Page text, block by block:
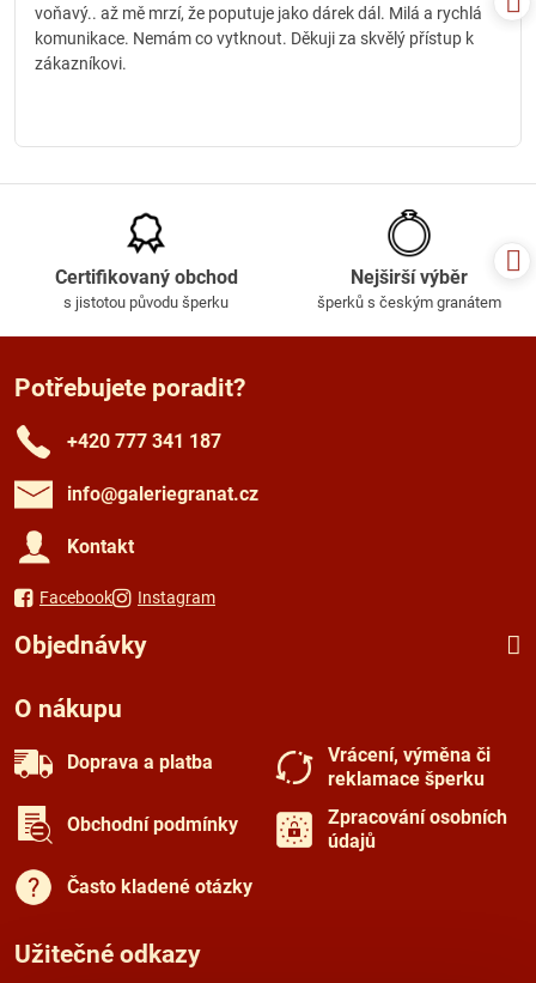
voňavý.. až mě mrzí, že poputuje jako dárek dál. Milá a rychlá
komunikace. Nemám co vytknout. Děkuji za skvělý přístup k
zákazníkovi.
Certifikovaný obchod
s jistotou původu šperku
Nejširší výběr
šperků s českým granátem
Potřebujete poradit?
+420 777 341 187
info​@galeriegranat​.cz
Kontakt
Facebook Instagram
Objednávky
O nákupu
Doprava a platba
Vrácení, výměna či
reklamace šperku
Obchodní podmínky
Zpracování osobních
údajů
Často kladené otázky
Užitečné odkazy